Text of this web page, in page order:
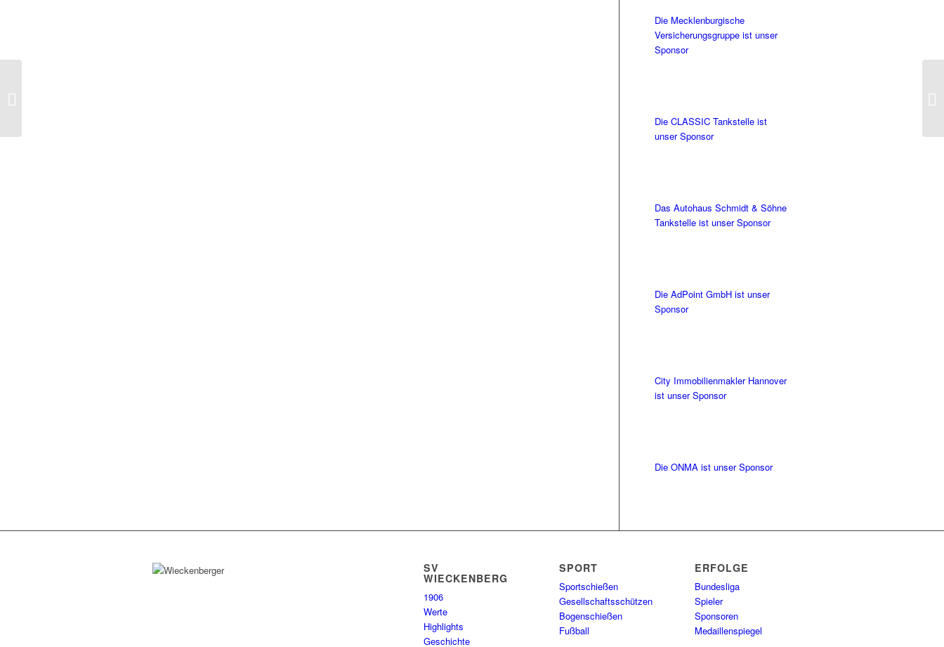
Die Mecklenburgische
Versicherungsgruppe ist unser
Sponsor
Die CLASSIC Tankstelle ist
unser Sponsor
Das Autohaus Schmidt & Söhne
Tankstelle ist unser Sponsor
Die AdPoint GmbH ist unser
Sponsor
City Immobilienmakler Hannover
ist unser Sponsor
Die ONMA ist unser Sponsor
SV
WIECKENBERG
1906
Werte
Highlights
Geschichte
SPORT
Sportschießen
Gesellschaftsschützen
Bogenschießen
Fußball
ERFOLGE
Bundesliga
Spieler
Sponsoren
Medaillenspiegel